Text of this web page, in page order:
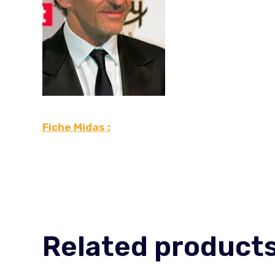
Fiche Midas :
Related